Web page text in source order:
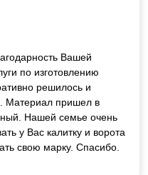
Вашей
по изготовлению
решилось и
Материал пришел в
Нашей семье очень
у Вас калитку и ворота
свою марку. Спасибо.